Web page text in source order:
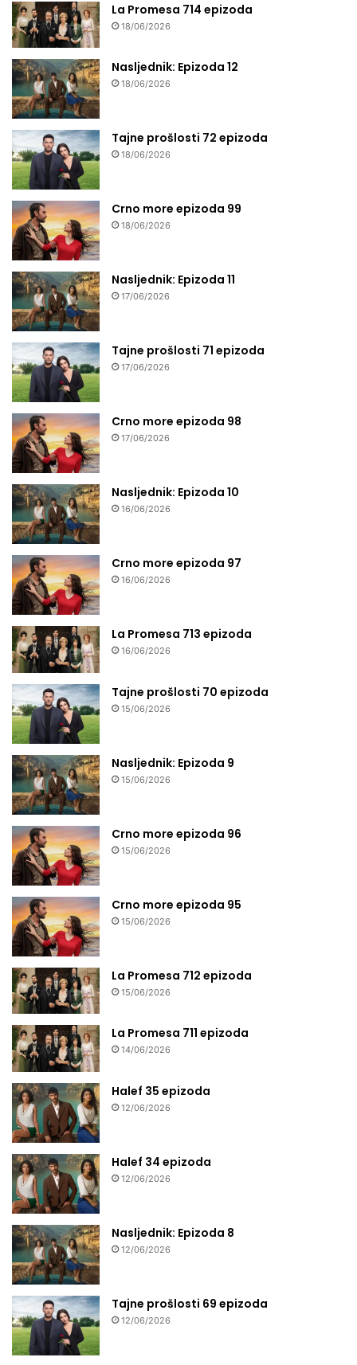
La Promesa 714 epizoda
18/06/2026
Nasljednik: Epizoda 12
18/06/2026
Tajne prošlosti 72 epizoda
18/06/2026
Crno more epizoda 99
18/06/2026
Nasljednik: Epizoda 11
17/06/2026
Tajne prošlosti 71 epizoda
17/06/2026
Crno more epizoda 98
17/06/2026
Nasljednik: Epizoda 10
16/06/2026
Crno more epizoda 97
16/06/2026
La Promesa 713 epizoda
16/06/2026
Tajne prošlosti 70 epizoda
15/06/2026
Nasljednik: Epizoda 9
15/06/2026
Crno more epizoda 96
15/06/2026
Crno more epizoda 95
15/06/2026
La Promesa 712 epizoda
15/06/2026
La Promesa 711 epizoda
14/06/2026
Halef 35 epizoda
12/06/2026
Halef 34 epizoda
12/06/2026
Nasljednik: Epizoda 8
12/06/2026
Tajne prošlosti 69 epizoda
12/06/2026